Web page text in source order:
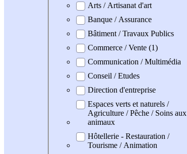
Arts / Artisanat d'art
Banque / Assurance
Bâtiment / Travaux Publics
Commerce / Vente (1)
Communication / Multimédia
Conseil / Etudes
Direction d'entreprise
Espaces verts et naturels /
Agriculture / Pêche / Soins aux
animaux
Hôtellerie - Restauration /
Tourisme / Animation